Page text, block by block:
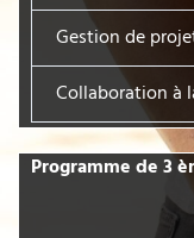
Gestion de
Collaboration à
Programme de 3